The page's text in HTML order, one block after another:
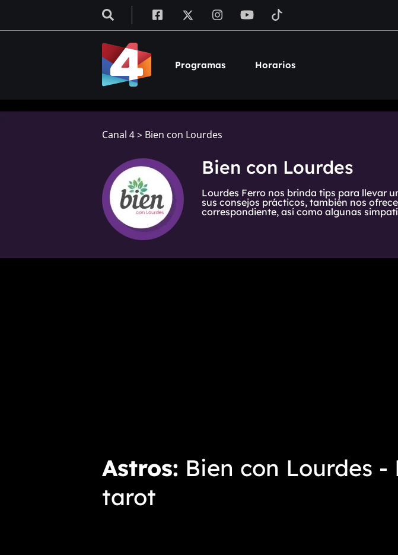
Programas Horarios
Canal 4> Bien con Lourdes
Bien con Lourdes
Lourdes Ferro nos brinda tips para llevar
sus consejos prácticos, también nos
correspondiente, así como algunas
Astros Bien con Lourdes
tarot